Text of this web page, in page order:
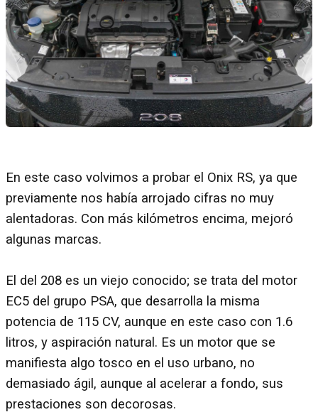
En este caso volvimos a probar el Onix RS, ya que
previamente nos había arrojado cifras no muy
alentadoras. Con más kilómetros encima, mejoró
algunas marcas.
El del 208 es un viejo conocido; se trata del motor
EC5 del grupo PSA, que desarrolla la misma
potencia de 115 CV, aunque en este caso con 1.6
litros, y aspiración natural. Es un motor que se
manifiesta algo tosco en el uso urbano, no
demasiado ágil, aunque al acelerar a fondo, sus
prestaciones son decorosas.